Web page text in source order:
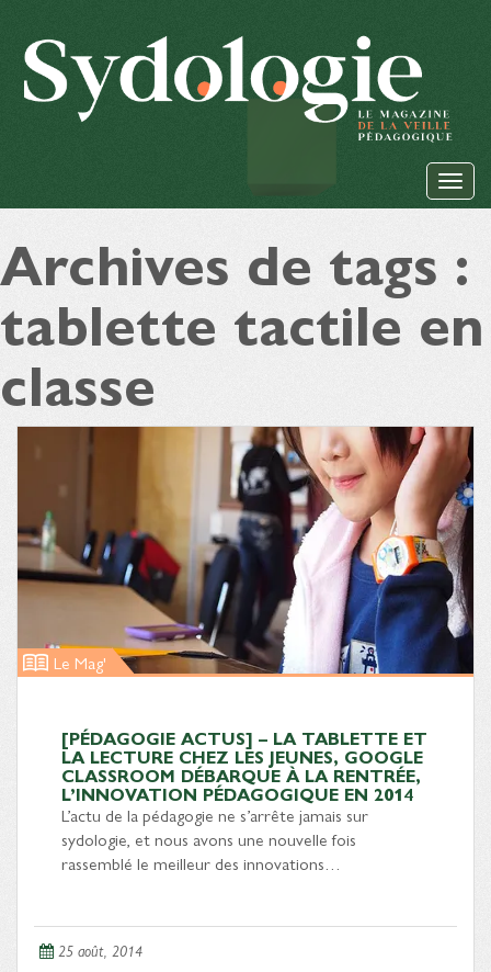
Archives de tags :
tablette tactile en
classe
Le Mag'
[PÉDAGOGIE ACTUS] – LA TABLETTE ET
LA LECTURE CHEZ LES JEUNES, GOOGLE
CLASSROOM DÉBARQUE À LA RENTRÉE,
L’INNOVATION PÉDAGOGIQUE EN 2014
L’actu de la pédagogie ne s’arrête jamais sur
sydologie, et nous avons une nouvelle fois
rassemblé le meilleur des innovations…
25 août, 2014